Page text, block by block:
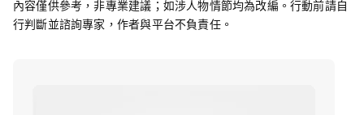
內容僅供參考，非專業建議；如涉人物情節均為改編。行動前請自
行判斷並諮詢專家，作者與平台不負責任。